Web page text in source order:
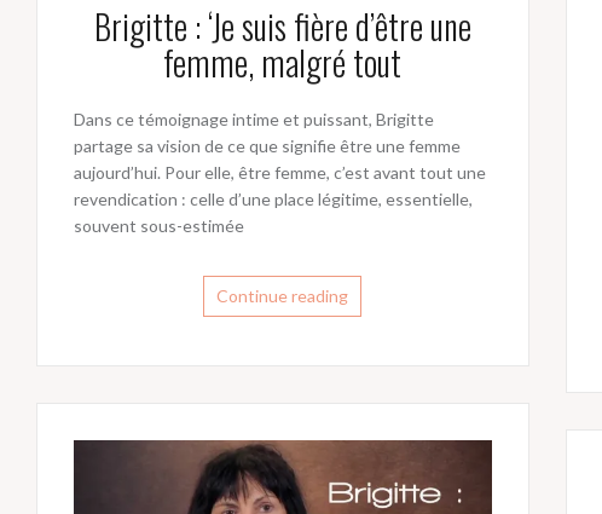
Brigitte : ‘Je suis fière d’être une
femme, malgré tout
Dans ce témoignage intime et puissant, Brigitte
partage sa vision de ce que signifie être une femme
aujourd’hui. Pour elle, être femme, c’est avant tout une
revendication : celle d’une place légitime, essentielle,
souvent sous-estimée
Continue reading